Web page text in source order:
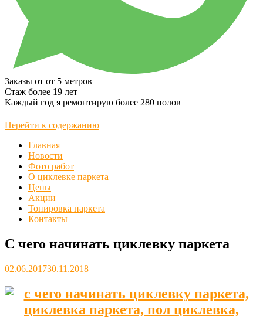
Заказы от от 5 метров
Стаж более 19 лет
Каждый год я ремонтирую более 280 полов
Перейти к содержанию
Главная
Новости
Фото работ
О циклевке паркета
Цены
Акции
Тонировка паркета
Контакты
С чего начинать циклевку паркета
02.06.201730.11.2018